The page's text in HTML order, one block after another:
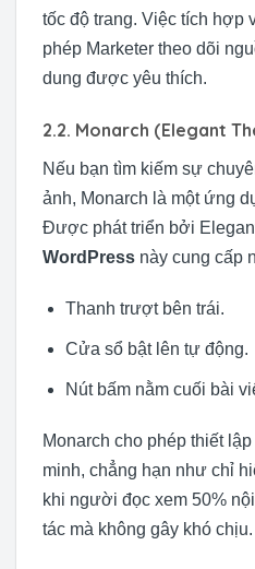
tốc độ trang. Việc tích hợp
phép Marketer theo dõi
dung được yêu thích.
2.2. Monarch (Elegant
Nếu bạn tìm kiếm sự
ảnh, Monarch là một ứng
Được phát triển bởi
WordPress này cung cấp
Thanh trượt bên trái.
Cửa sổ bật lên tự động.
Nút bấm nằm cuối bài
Monarch cho phép thiết
minh, chẳng hạn như chỉ
khi người đọc xem 50%
tác mà không gây khó chịu.